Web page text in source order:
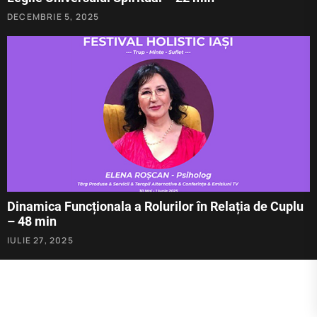
DECEMBRIE 5, 2025
Dinamica Funcționala a Rolurilor în Relația de Cuplu
– 48 min
IULIE 27, 2025